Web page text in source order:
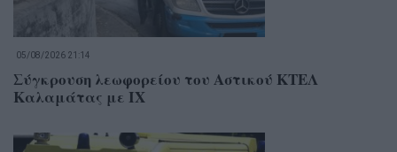
05/08/2026 21:14
Σύγκρουση λεωφορείου του Αστικού ΚΤΕΛ
Καλαμάτας με ΙΧ